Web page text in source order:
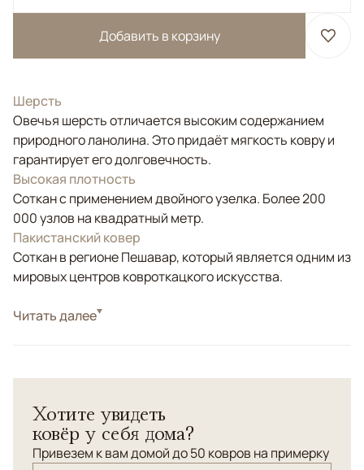
Добавить в корзину
Шерсть
Овечья шерсть отличается высоким содержанием
природного ланолина. Это придаёт мягкость ковру и
гарантирует его долговечность.
Высокая плотность
Соткан с применением двойного узелка. Более 200
000 узлов на квадратный метр.
Пакистанский ковер
Соткан в регионе Пешавар, который является одним из
мировых центров ковроткацкого искусства.
СтильКлассические
технологии с использованием узелковых нитей
веретенной крутки.
Читать далее
Хотите увидеть
ковёр у себя дома?
Привезем к вам домой до 50 ковров на примерку